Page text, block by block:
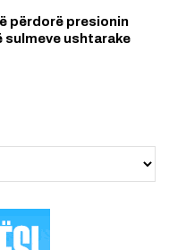
përdorë presionin
sulmeve ushtarake